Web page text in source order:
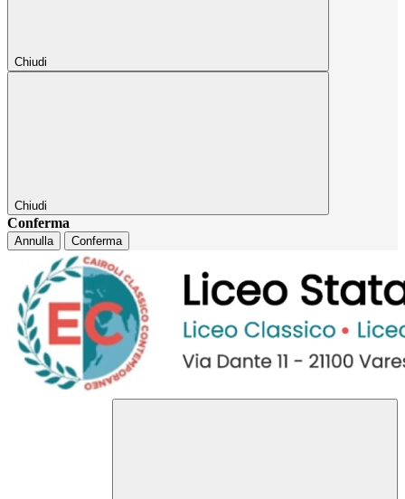
Chiudi
Chiudi
Conferma
Annulla Conferma